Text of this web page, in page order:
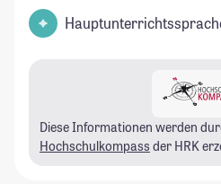
Diese Informationen werden
Hochschulkompass der HRK